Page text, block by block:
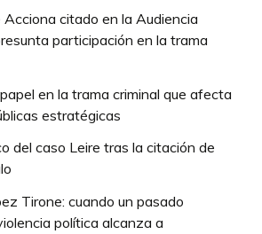
citado en la Audiencia
participación en la trama
en la trama criminal que afecta
estratégicas
del caso Leire tras la citación de
Tirone: cuando un pasado
política alcanza a